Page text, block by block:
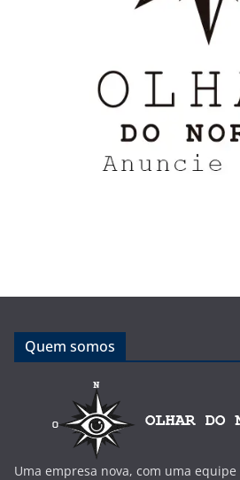
Quem somos
Uma empresa nova, com uma